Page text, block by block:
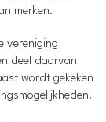
merken.
vereniging
deel daarvan
wordt gekeken